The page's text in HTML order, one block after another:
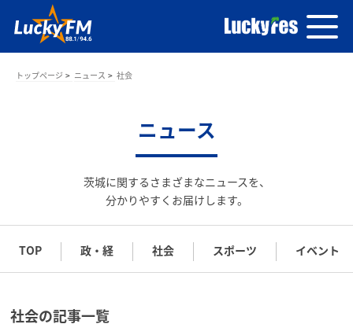
トップページ ニュース 社会
ニュース
茨城に関するさまざまなニュースを、
分かりやすくお届けします。
TOP 政・経 社会 スポーツ イベント
社会の記事一覧